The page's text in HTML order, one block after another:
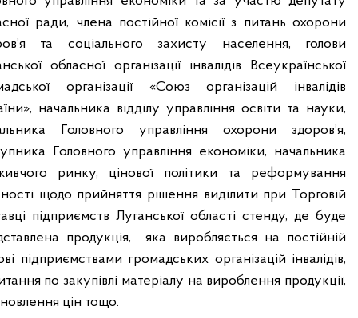
ради, члена постійної комісії з питань охорони
та соціального захисту населення, голови
обласної організації інвалідів Всеукраїнської
організації «Союз організацій інвалідів
начальника відділу управління освіти та науки,
Головного управління охорони здоров’я,
Головного управління економіки, начальника
ринку, цінової політики та реформування
щодо прийняття рішення виділити при Торговій
підприємств Луганської області стенду, де буде
продукція,
яка виробляється на постійній
підприємствами громадських організацій інвалідів,
по закупівлі матеріалу на вироблення продукції,
цін тощо.